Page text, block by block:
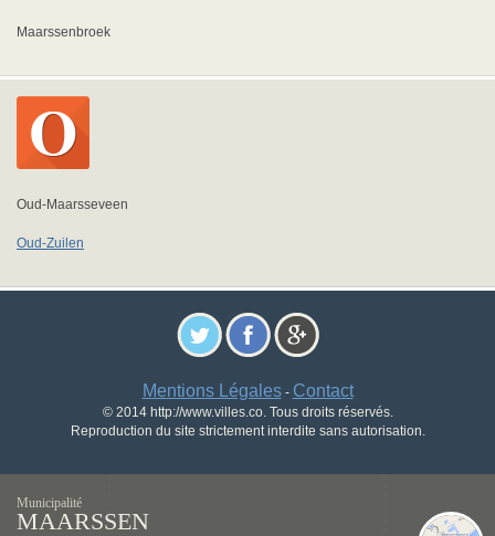
Maarssenbroek
Oud-Maarsseveen
Oud-Zuilen
Mentions Légales- Contact
© 2014 http://www.villes.co. Tous droits réservés.
Reproduction du site strictement interdite sans autorisation.
Municipalité
MAARSSEN